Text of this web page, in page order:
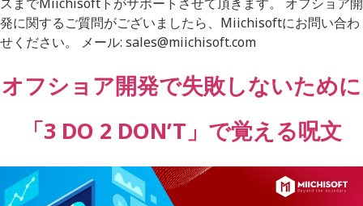
発に関するご質問がございましたら、Miichisoftにお問い合わ
せください。 メール: sales@miichisoft.com
オフショア開発で失敗しないために
「3 DO 2 DON’T」で覚える呪文